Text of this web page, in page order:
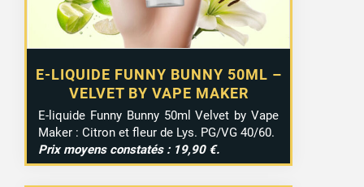
E-LIQUIDE FUNNY BUNNY 50ML –
VELVET BY VAPE MAKER
E-liquide Funny Bunny 50ml Velvet by Vape
Maker : Citron et fleur de Lys. PG/VG 40/60.
Prix moyens constatés : 19,90 €.